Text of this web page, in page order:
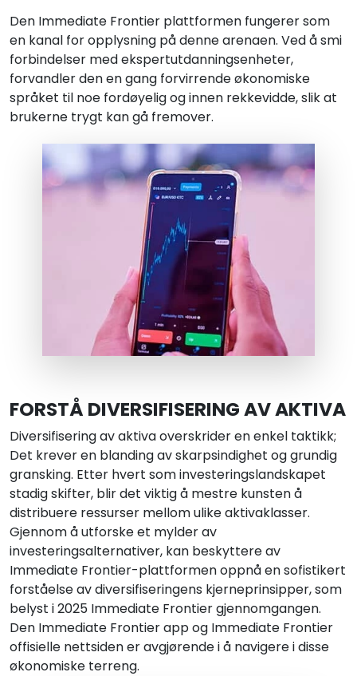
Den Immediate Frontier plattformen fungerer som
en kanal for opplysning på denne arenaen. Ved å smi
forbindelser med ekspertutdanningsenheter,
forvandler den en gang forvirrende økonomiske
språket til noe fordøyelig og innen rekkevidde, slik at
brukerne trygt kan gå fremover.
FORSTÅ DIVERSIFISERING AV AKTIVA
Diversifisering av aktiva overskrider en enkel taktikk;
Det krever en blanding av skarpsindighet og grundig
gransking. Etter hvert som investeringslandskapet
stadig skifter, blir det viktig å mestre kunsten å
distribuere ressurser mellom ulike aktivaklasser.
Gjennom å utforske et mylder av
investeringsalternativer, kan beskyttere av
Immediate Frontier-plattformen oppnå en sofistikert
forståelse av diversifiseringens kjerneprinsipper, som
belyst i 2025 Immediate Frontier gjennomgangen.
Den Immediate Frontier app og Immediate Frontier
offisielle nettsiden er avgjørende i å navigere i disse
økonomiske terreng.